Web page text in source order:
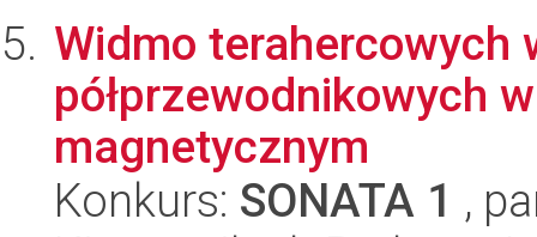
Widmo terahercowych
półprzewodnikowych
magnetycznym
Konkurs: SONATA 1 ,